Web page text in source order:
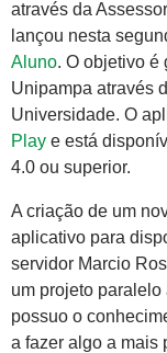
através da
lançou nesta
Aluno. O objetivo é
Unipampa através
Universidade. O
Play e está
4.0 ou superior.
A criação de um
aplicativo para
servidor Marcio
um projeto
possuo o
a fazer algo a mais